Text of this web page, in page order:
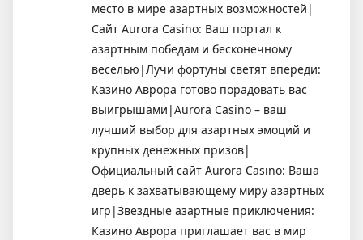
место в мире азартных возможностей|
Сайт Aurora Casino: Ваш портал к
азартным победам и бесконечному
веселью|Лучи фортуны светят впереди:
Казино Аврора готово порадовать вас
выигрышами|Aurora Casino – ваш
лучший выбор для азартных эмоций и
крупных денежных призов|
Официальный сайт Aurora Casino: Ваша
дверь к захватывающему миру азартных
игр|Звездные азартные приключения:
Казино Аврора приглашает вас в мир